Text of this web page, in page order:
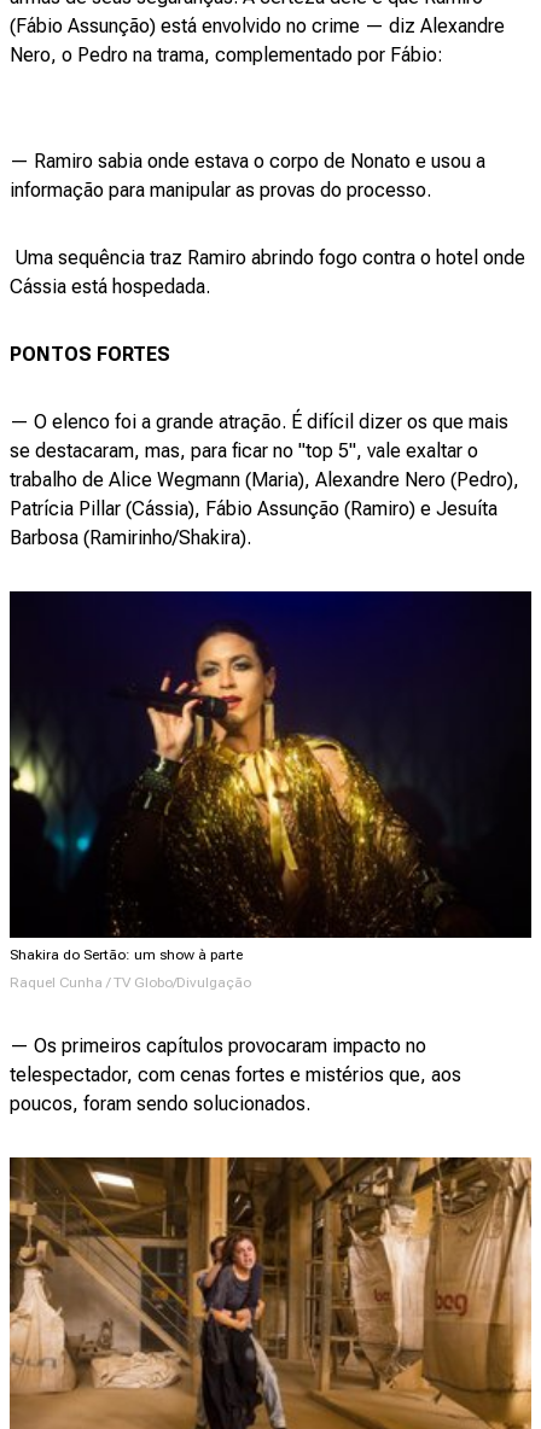
(Fábio Assunção) está envolvido no crime — diz Alexandre
Nero, o Pedro na trama, complementado por Fábio:
— Ramiro sabia onde estava o corpo de Nonato e usou a
informação para manipular as provas do processo.
Uma sequência traz Ramiro abrindo fogo contra o hotel onde
Cássia está hospedada.
PONTOS FORTES
— O elenco foi a grande atração. É difícil dizer os que mais
se destacaram, mas, para ficar no "top 5", vale exaltar o
trabalho de Alice Wegmann (Maria), Alexandre Nero (Pedro),
Patrícia Pillar (Cássia), Fábio Assunção (Ramiro) e Jesuíta
Barbosa (Ramirinho/Shakira).
Shakira do Sertão: um show à parte
Raquel Cunha / TV Globo/Divulgação
— Os primeiros capítulos provocaram impacto no
telespectador, com cenas fortes e mistérios que, aos
poucos, foram sendo solucionados.